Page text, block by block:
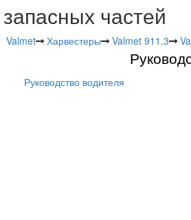
частей
Valmet Харвестеры Valmet 911.3
Руководство водителя